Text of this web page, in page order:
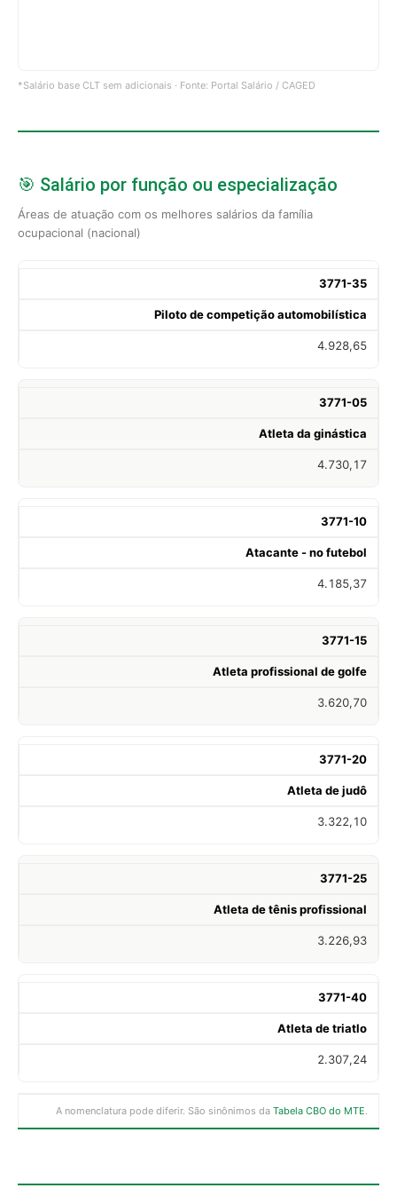
*Salário base CLT sem adicionais · Fonte: Portal Salário / CAGED
🎯 Salário por função ou especialização
Áreas de atuação com os melhores salários da família
ocupacional (nacional)
3771-35
Piloto de competição automobilística
4.928,65
3771-05
Atleta da ginástica
4.730,17
3771-10
Atacante - no futebol
4.185,37
3771-15
Atleta profissional de golfe
3.620,70
3771-20
Atleta de judô
3.322,10
3771-25
Atleta de tênis profissional
3.226,93
3771-40
Atleta de triatlo
2.307,24
A nomenclatura pode diferir. São sinônimos da Tabela CBO do MTE.